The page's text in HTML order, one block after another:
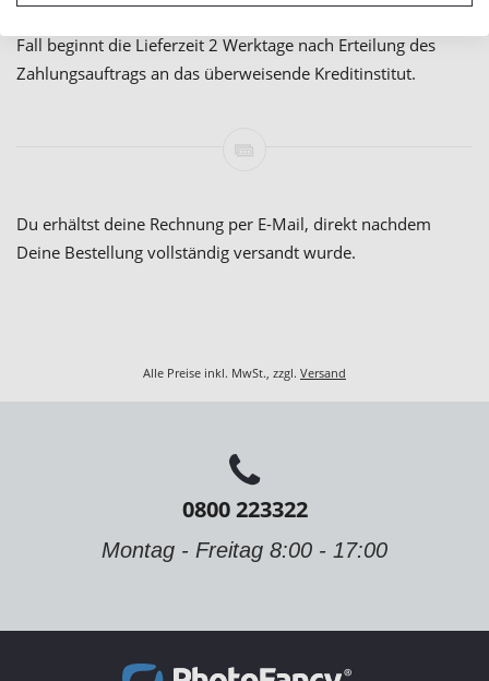
Fall beginnt die Lieferzeit 2 Werktage nach Erteilung des
Zahlungsauftrags an das überweisende Kreditinstitut.
Du erhältst deine Rechnung per E-Mail, direkt nachdem
Deine Bestellung vollständig versandt wurde.
Alle Preise inkl. MwSt., zzgl. Versand
0800 223322
Montag - Freitag 8:00 - 17:00